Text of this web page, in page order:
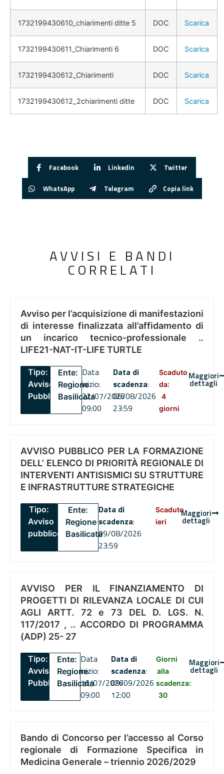
1732199430610_chiarimenti ditte 5 DOC Scarica
1732199430611_Chiarimenti 6 DOC Scarica
1732199430612_Chiarimenti DOC Scarica
1732199430612_2chiarimenti ditte DOC Scarica
Facebook Linkedin Twitter
WhatsApp Telegram Copia link
AVVISI E BANDI
CORRELATI
Avviso per l’acquisizione di manifestazioni
di interesse finalizzata all’affidamento di
un incarico tecnico-professionale ..
LIFE21-NAT-IT-LIFE TURTLE
Tipo:
Avviso
Pubblico
Ente:
Regione
Basilicata
Data
inizio:
22/07/2026
09:00
Data di
scadenza:
06/08/2026
23:59
Scaduto
da:
4
giorni
Maggiori
dettagli
AVVISO PUBBLICO PER LA FORMAZIONE
DELL’ ELENCO DI PRIORITÀ REGIONALE DI
INTERVENTI ANTISISMICI SU STRUTTURE
E INFRASTRUTTURE STRATEGICHE
Tipo:
Avviso
pubblico
Ente:
Regione
Basilicata
Data di
scadenza:
09/08/2026
23:59
Scaduto
ieri
Maggiori
dettagli
AVVISO PER IL FINANZIAMENTO DI
PROGETTI DI RILEVANZA LOCALE DI CUI
AGLI ARTT. 72 e 73 DEL D. LGS. N.
117/2017 , .. ACCORDO DI PROGRAMMA
(ADP) 25- 27
Tipo:
Avviso
Pubblico
Ente:
Regione
Basilicata
Data
inizio:
16/07/2026
09:00
Data di
scadenza:
09/09/2026
12:00
Giorni
alla
scadenza:
30
Maggiori
dettagli
Bando di Concorso per l’accesso al Corso
regionale di Formazione Specifica in
Medicina Generale – triennio 2026/2029